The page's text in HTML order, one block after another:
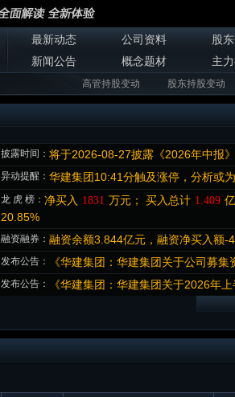
最新动态 公司资料
股
新闻公告
概念题材 主
高管持股变动 股东持股变动
披露时间： 将于2026-08-27披露《2026年中报》
异动提醒： 华建集团10:41分触及涨停，分析或
龙 虎 榜： 净买入 1831 万元； 买入总计 1.409
20.85%
融资融券： 融资余额3.844亿元，融资净买入额-
发布公告： 《华建集团：华建集团关于公司募
发布公告： 《华建集团：华建集团关于2026年